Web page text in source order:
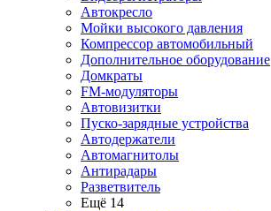
Автокресло
Мойки высокого давления
Компрессор автомобильный
Дополнительное оборудование
Домкраты
FM-модуляторы
Автовизитки
Пуско-зарядные устройства
Автодержатели
Автомагнитолы
Антирадары
Разветвитель
Ещё 14